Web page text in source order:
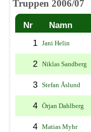
Truppen 2006/07
Nr Namn
1 Jani Helin
2 Niklas Sandberg
3 Stefan Åslund
4 Örjan Dahlberg
4 Matias Myhr